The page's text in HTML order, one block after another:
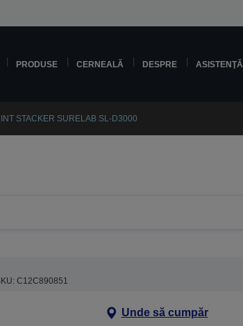
PRODUSE CERNEALĂ DESPRE ASISTENŢĂ
STACKER SURELAB SL-D3000
C12C890851
Unde să cumpăr